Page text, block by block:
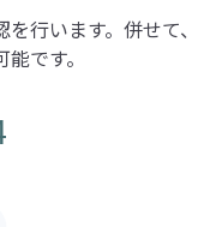
行います。併せて、
です。